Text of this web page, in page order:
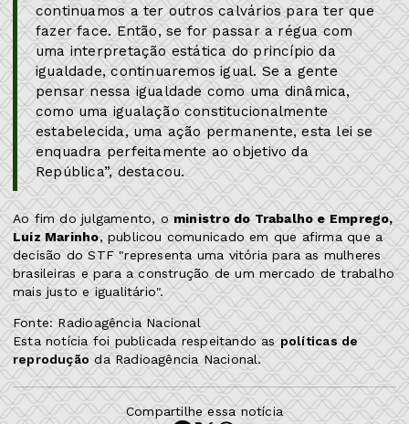
continuamos a ter outros calvários para ter que
fazer face. Então, se for passar a régua com
uma interpretação estática do princípio da
igualdade, continuaremos igual. Se a gente
pensar nessa igualdade como uma dinâmica,
como uma igualação constitucionalmente
estabelecida, uma ação permanente, esta lei se
enquadra perfeitamente ao objetivo da
República”, destacou.
Ao fim do julgamento, oministro do Trabalho e Emprego,
Luiz Marinho, publicou comunicado em que afirma que a
decisão do STF "representa uma vitória para as mulheres
brasileiras e para a construção de um mercado de trabalho
mais justo e igualitário".
Fonte: Radioagência Nacional
Esta notícia foi publicada respeitando as políticas de
reprodução da Radioagência Nacional.
Compartilhe essa notícia